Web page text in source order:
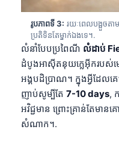
រូបភាពទី 3: រយៈពេលបង្អួចតា
ប្រតិទិនតែម្នាក់ឯងទេ។.
លំនាំបែបប្រពៃណី លំដាប់
ដំបូងអាស៊ីតនុយក្លេអ៊ីករបស់ម
អង្គបដិប្រាណ។ ក្នុងអ្វីដែលគ
ញាប់សូម្បីតែ 7-10 days,
អវិជ្ជមាន ព្រោះគ្រាន់តែមា
សំណាក។.